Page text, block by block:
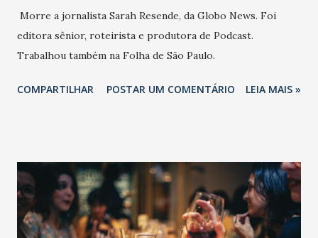
Morre a jornalista Sarah Resende, da Globo News. Foi
editora sênior, roteirista e produtora de Podcast.
Trabalhou também na Folha de São Paulo.
COMPARTILHAR POSTAR UM COMENTÁRIO LEIA MAIS »